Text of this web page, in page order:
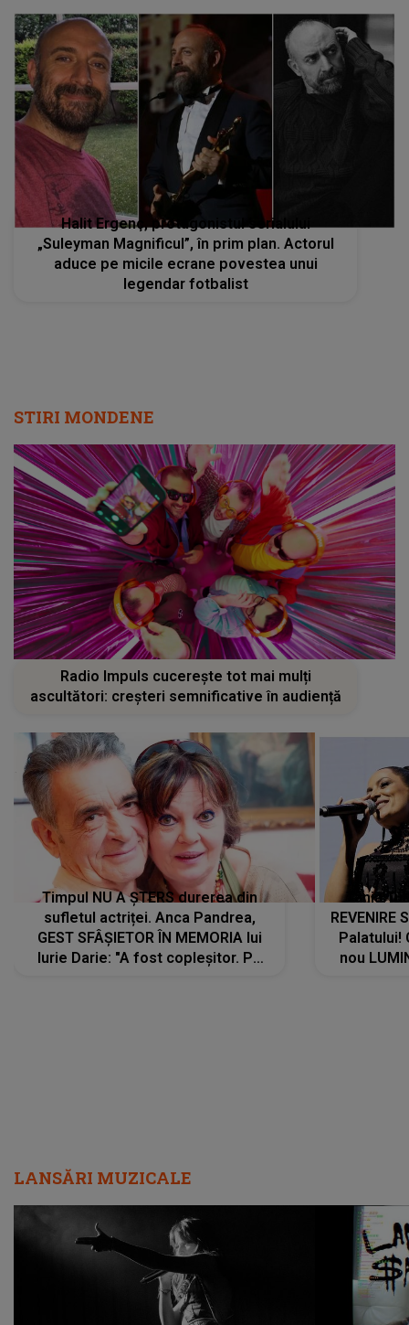
Halit Ergenç, protagonistul serialului
„Suleyman Magnificul”, în prim plan. Actorul
aduce pe micile ecrane povestea unui
legendar fotbalist
STIRI MONDENE
Radio Impuls cucerește tot mai mulți
ascultători: creșteri semnificative în audiență
Timpul NU A ȘTERS durerea din
sufletul actriței. Anca Pandrea,
GEST SFÂȘIETOR ÎN MEMORIA lui
Iurie Darie: "A fost copleșitor. Pe
Tania
REVENIRE
Palatului!
nou
LANSĂRI MUZICALE